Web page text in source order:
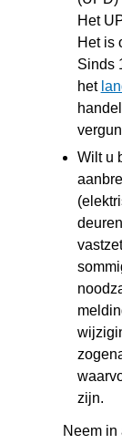
Het
Het is
Sinds
het
Wilt u
zijn.
Neem in